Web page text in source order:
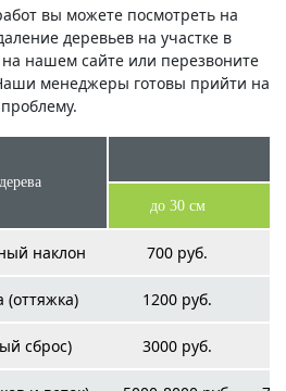
вы можете посмотреть на
деревьев на участке в
на нашем сайте или перезвоните
менеджеры готовы прийти на
до 30 см
наклон 700 руб.
(оттяжка) 1200 руб.
сброс) 3000 руб.